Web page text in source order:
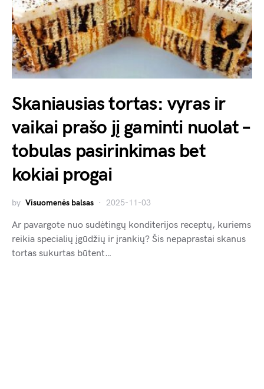
Skaniausias tortas: vyras ir
vaikai prašo jį gaminti nuolat –
tobulas pasirinkimas bet
kokiai progai
by Visuomenės balsas 2025-11-03
Ar pavargote nuo sudėtingų konditerijos receptų, kuriems
reikia specialių įgūdžių ir įrankių? Šis nepaprastai skanus
tortas sukurtas būtent…